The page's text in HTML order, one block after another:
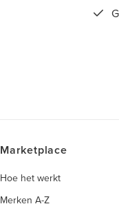
Marketplace
Hoe het werkt
Merken A-Z